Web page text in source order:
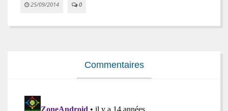
25/09/2014 0
Commentaires